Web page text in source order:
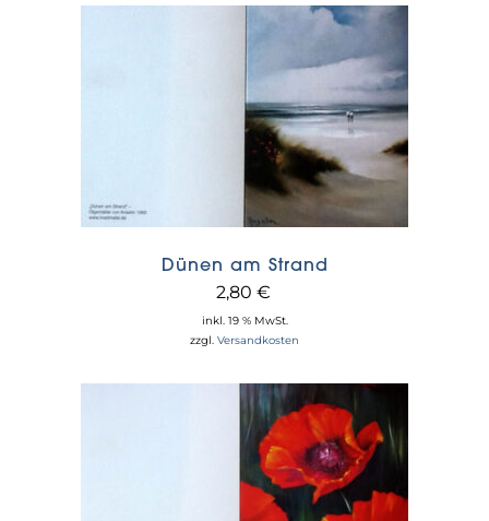
Dünen am Strand
2,80 €
inkl. 19 % MwSt.
zzgl. Versandkosten